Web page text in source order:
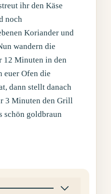
ihr den Käse
noch
Koriander und
wandern die
12 Minuten in den
euer Ofen die
dann stellt danach
3 Minuten den Grill
schön goldbraun